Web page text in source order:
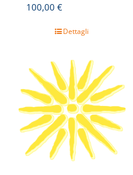
100,00 €
Dettagli